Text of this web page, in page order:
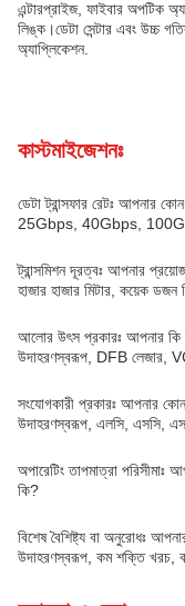
এন্টারপ্রাইজ, ফাইবার অপটিক
লিঙ্ক।ডেটা সেন্টার এবং উচ্চ
অ্যাপ্লিকেশন.
কাস্টমাইজেশনঃ
ডেটা ট্রান্সফার রেটঃ আপনার
25Gbps, 40Gbps,
ট্রান্সমিশন দূরত্বঃ আপনার
হাজার হাজার মিটার, কয়েক ডজন
আলোর উৎস প্রকারঃ আপনার কি
উদাহরণস্বরূপ, DFB লেজার,
সংযোগকারী প্রকারঃ আপনার
উদাহরণস্বরূপ, এলসি, এসসি,
অপারেটিং তাপমাত্রা পরিসীমাঃ
কি?
বিশেষ বৈশিষ্ট্য বা অনুরোধঃ
উদাহরণস্বরূপ, কম শক্তি খরচ,